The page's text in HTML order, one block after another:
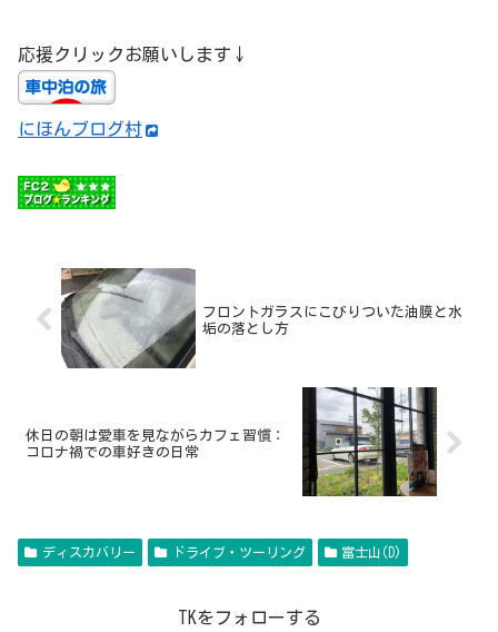
応援クリックお願いします↓
にほんブログ村
フロントガラスにこびりついた油膜と水
垢の落とし方
休日の朝は愛車を見ながらカフェ習慣：
コロナ禍での車好きの日常
ディスカバリー ドライブ・ツーリング 富士山(D)
TKをフォローする